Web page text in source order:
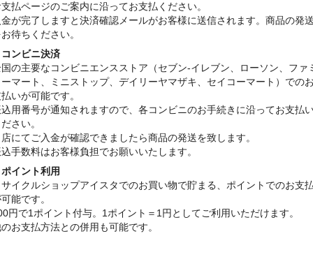
払ページのご案内に沿ってお支払ください。
が完了しますと決済確認メールがお客様に送信されます。商品の発
待ちください。
ンビニ決済
の主要なコンビニエンスストア（セブン-イレブン、ローソン、ファ
マート、ミニストップ、デイリーヤマザキ、セイコーマート）での
いが可能です。
用番号が通知されますので、各コンビニのお手続きに沿ってお支払
さい。
にてご入金が確認できましたら商品の発送を致します。
手数料はお客様負担でお願いいたします。
イント利用
イクルショップアイスタでのお買い物で貯まる、ポイントでのお支
能です。
円で1ポイント付与。1ポイント＝1円としてご利用いただけます。
お支払方法との併用も可能です。